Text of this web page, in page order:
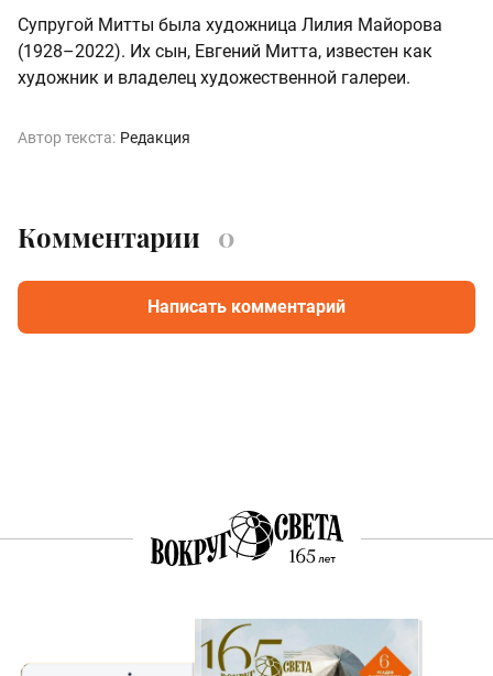
Супругой Митты была художница Лилия Майорова
(1928–2022). Их сын, Евгений Митта, известен как
художник и владелец художественной галереи.
Автор текста: Редакция
Комментарии 0
Написать комментарий